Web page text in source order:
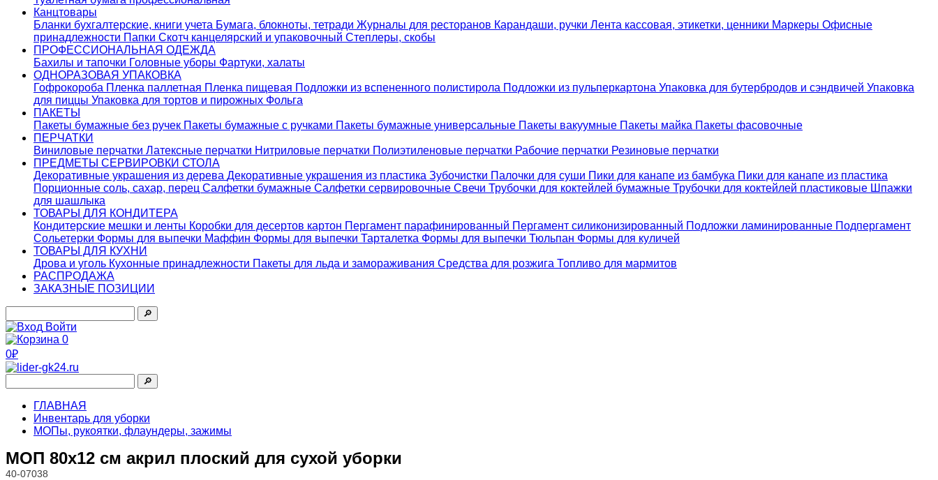
Канцтовары
Бланки бухгалтерские, книги учета Бумага, блокноты, тетради Журналы для ресторанов Карандаши, ручки Лента кассовая, этикетки, ценники Маркеры Офисные
принадлежности Папки Скотч канцелярский и упаковочный Степлеры, скобы
ПРОФЕССИОНАЛЬНАЯ ОДЕЖДА
Бахилы и тапочки Головные уборы Фартуки, халаты
ОДНОРАЗОВАЯ УПАКОВКА
Гофрокороба Пленка паллетная Пленка пищевая Подложки из вспененного полистирола Подложки из пульперкартона Упаковка для бутербродов и сэндвичей Упаковка
для пиццы Упаковка для тортов и пирожных Фольга
ПАКЕТЫ
Пакеты бумажные без ручек Пакеты бумажные с ручками Пакеты бумажные универсальные Пакеты вакуумные Пакеты майка Пакеты фасовочные
ПЕРЧАТКИ
Виниловые перчатки Латексные перчатки Нитриловые перчатки Полиэтиленовые перчатки Рабочие перчатки Резиновые перчатки
ПРЕДМЕТЫ СЕРВИРОВКИ СТОЛА
Декоративные украшения из дерева Декоративные украшения из пластика Зубочистки Палочки для суши Пики для канапе из бамбука Пики для канапе из пластика
Порционные соль, сахар, перец Салфетки бумажные Салфетки сервировочные Свечи Трубочки для коктейлей бумажные Трубочки для коктейлей пластиковые Шпажки
для шашлыка
ТОВАРЫ ДЛЯ КОНДИТЕРА
Кондитерские мешки и ленты Коробки для десертов картон Пергамент парафинированный Пергамент силиконизированный Подложки ламинированные Подпергамент
Сольетерки Формы для выпечки Маффин Формы для выпечки Тарталетка Формы для выпечки Тюльпан Формы для куличей
ТОВАРЫ ДЛЯ КУХНИ
Дрова и уголь Кухонные принадлежности Пакеты для льда и замораживания Средства для розжига Топливо для мармитов
РАСПРОДАЖА
ЗАКАЗНЫЕ ПОЗИЦИИ
🔎︎
Войти
0
0₽
🔎︎
ГЛАВНАЯ
Инвентарь для уборки
МОПы, рукоятки, флаундеры, зажимы
МОП 80х12 см акрил плоский для сухой уборки
40-07038